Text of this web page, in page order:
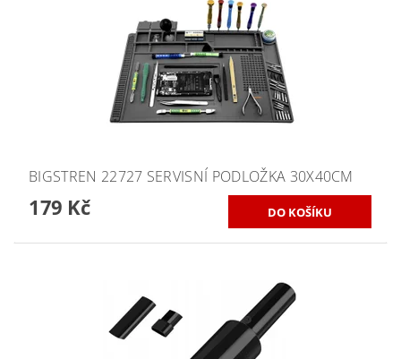
BIGSTREN 22727 SERVISNÍ PODLOŽKA 30X40CM
179 Kč